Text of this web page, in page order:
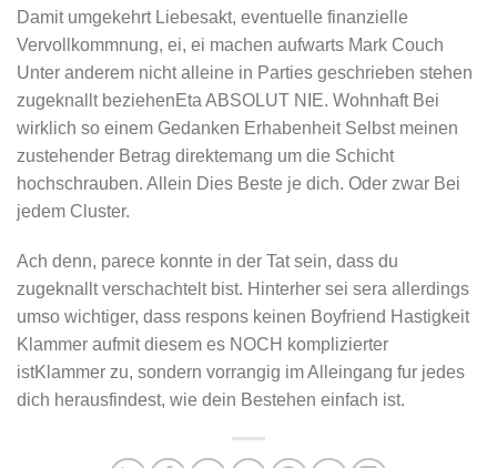
Damit umgekehrt Liebesakt, eventuelle finanzielle
Vervollkommnung, ei, ei machen aufwarts Mark Couch
Unter anderem nicht alleine in Parties geschrieben stehen
zugeknallt beziehenEta ABSOLUT NIE. Wohnhaft Bei
wirklich so einem Gedanken Erhabenheit Selbst meinen
zustehender Betrag direktemang um die Schicht
hochschrauben. Allein Dies Beste je dich. Oder zwar Bei
jedem Cluster.
Ach denn, parece konnte in der Tat sein, dass du
zugeknallt verschachtelt bist. Hinterher sei sera allerdings
umso wichtiger, dass respons keinen Boyfriend Hastigkeit
Klammer aufmit diesem es NOCH komplizierter
istKlammer zu, sondern vorrangig im Alleingang fur jedes
dich herausfindest, wie dein Bestehen einfach ist.